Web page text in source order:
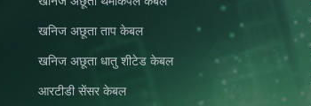
खनिज अछूता ताप केबल
खनिज अछूता धातु शीटेड केबल
आरटीडी सेंसर केबल